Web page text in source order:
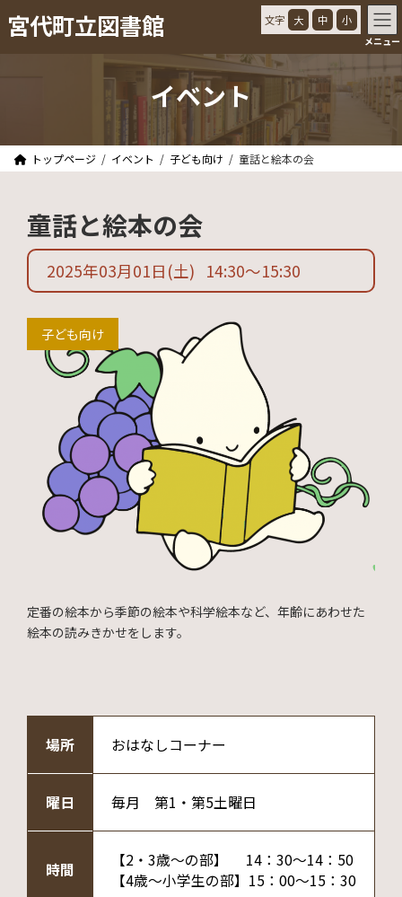
ン
プ
ビ
動
宮代町立図書館 文字 大 中 小
メニュー
イベント
トップページ イベント 子ども向け 童話と絵本の会
童話と絵本の会
2025年03月01日 (土) 14:30〜15:30
子ども向け
定番の絵本から季節の絵本や科学絵本など、年齢にあわせた
絵本の読みきかせをします。
場所 おはなしコーナー
曜日 毎月 第1・第5土曜日
時間
【2・3歳～の部】 14：30～14：50
【4歳～小学生の部】15：00～15：30